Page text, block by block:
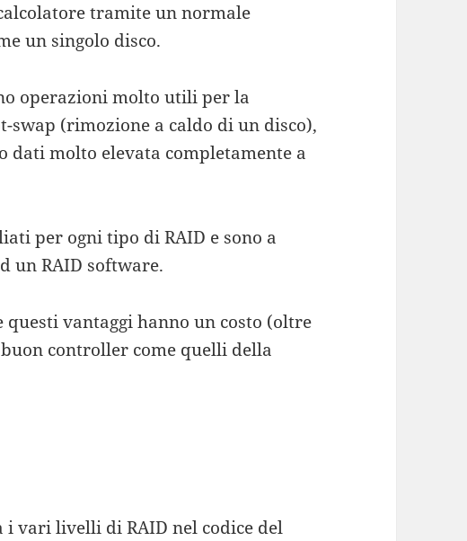
tramite un normale
un singolo disco.
operazioni molto utili per la
swap (rimozione a caldo di un disco),
dati molto elevata completamente a
per ogni tipo di RAID e sono a
un RAID software.
questi vantaggi hanno un costo (oltre
controller come quelli della
i vari livelli di RAID nel codice del